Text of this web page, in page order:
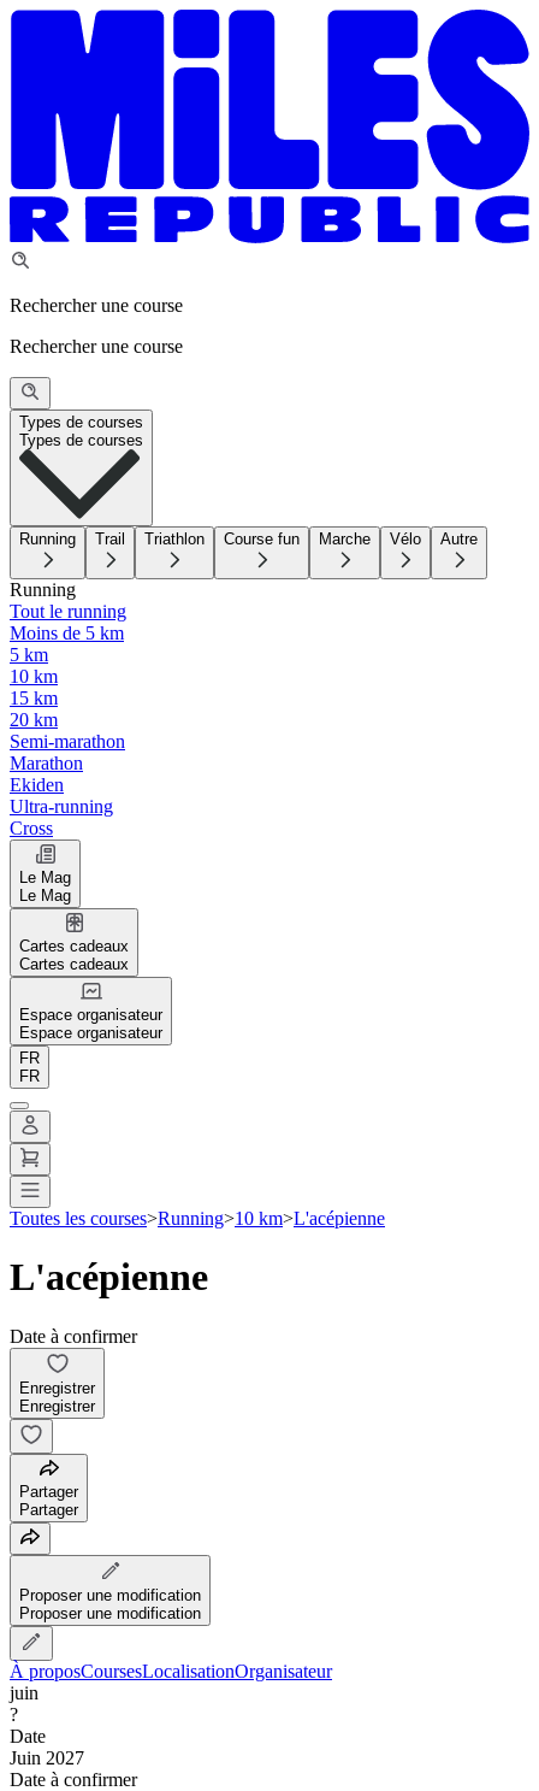
Rechercher une course
Rechercher une course
Types de courses
Types de courses
Running Trail Triathlon Course fun Marche Vélo Autre
Running
Tout le running
Moins de 5 km
5 km
10 km
15 km
20 km
Semi-marathon
Marathon
Ekiden
Ultra-running
Cross
Le Mag
Le Mag
Cartes cadeaux
Cartes cadeaux
Espace organisateur
Espace organisateur
FR
FR
Toutes les courses>Running>10 km>L'acépienne
L'acépienne
Date à confirmer
Enregistrer
Enregistrer
Partager
Partager
Proposer une modification
Proposer une modification
À proposCoursesLocalisationOrganisateur
juin
?
Date
Juin 2027
Date à confirmer